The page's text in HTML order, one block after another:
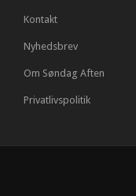
Kontakt
Nyhedsbrev
Om Søndag Aften
Privatlivspolitik